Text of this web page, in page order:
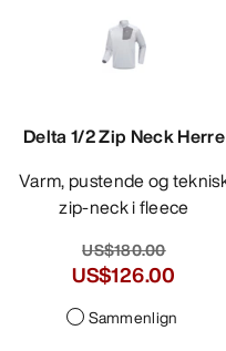
Delta 1/2 Zip Neck Herre
Varm, pustende og teknisk
zip-neck i fleece
US$180.00
US$126.00
Sammenlign